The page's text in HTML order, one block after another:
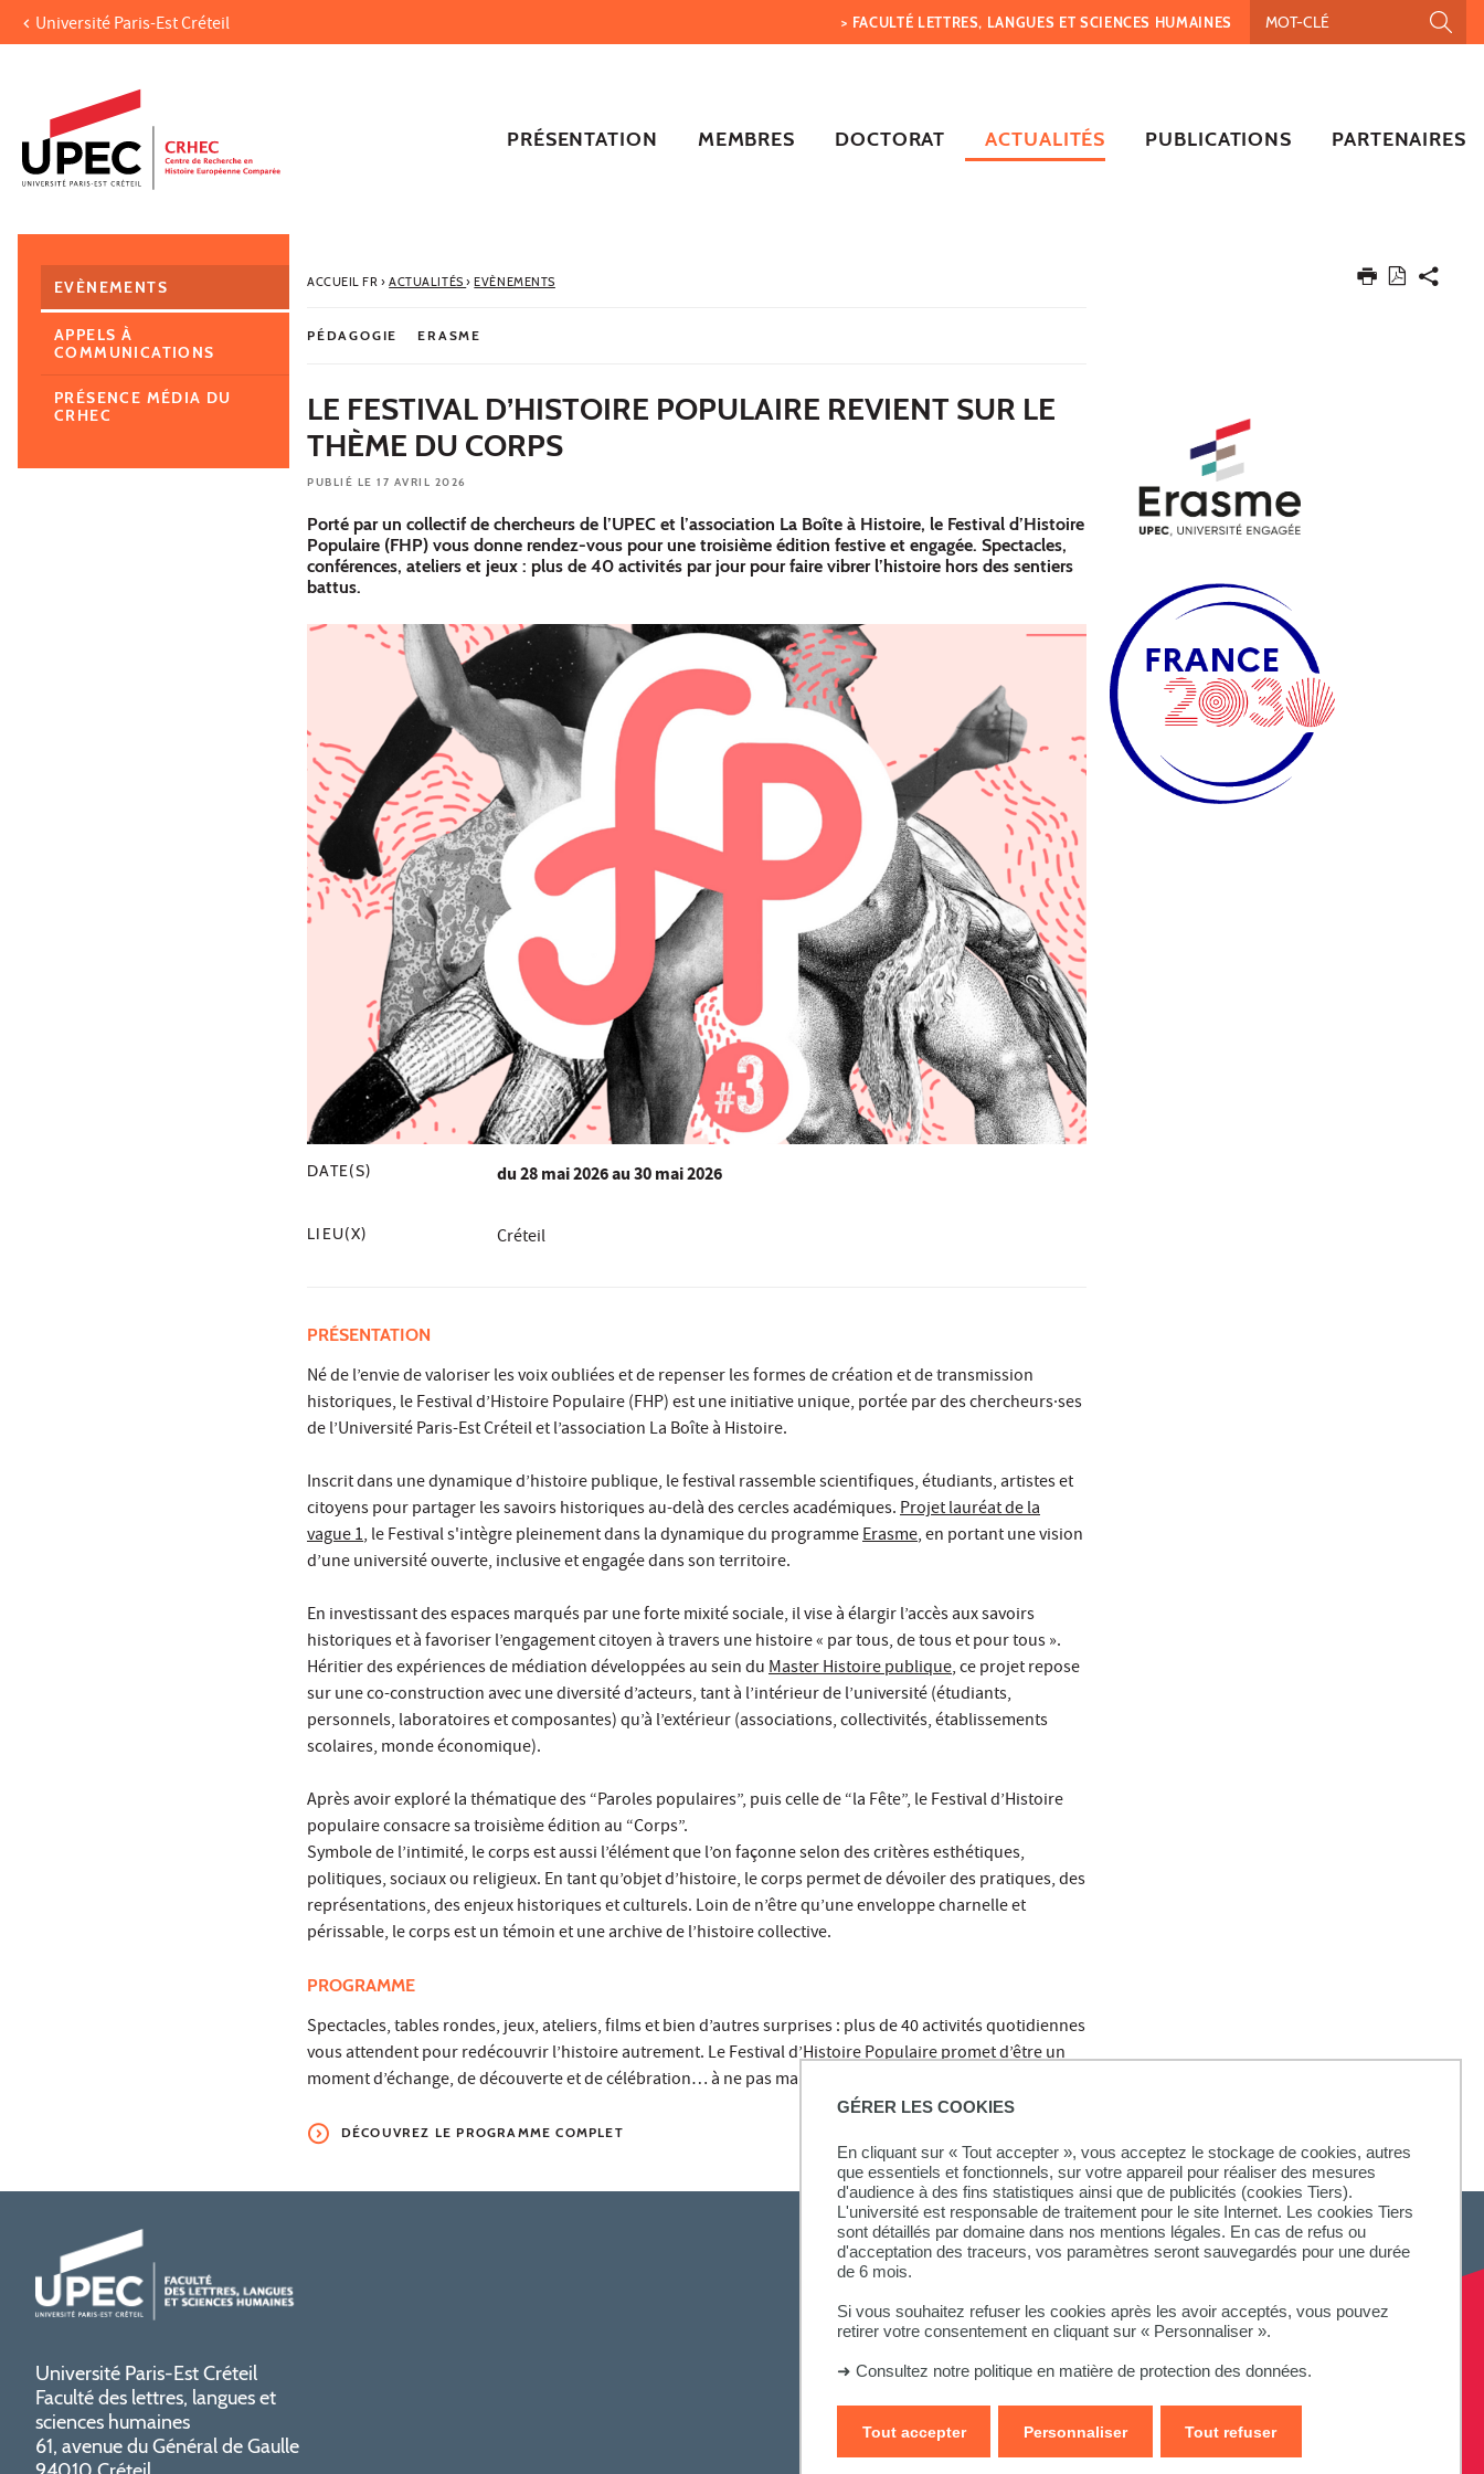
GÉRER LES COOKIES
En cliquant sur « Tout accepter », vous acceptez le stockage de cookies, autres
que essentiels et fonctionnels, sur votre appareil pour réaliser des mesures
d'audience à des fins statistiques ainsi que de publicités (cookies Tiers).
L'université est responsable de traitement pour le site Internet. Les cookies Tiers
sont détaillés par domaine dans nos mentions légales. En cas de refus ou
d'acceptation des traceurs, vos paramètres seront sauvegardés pour une durée
de 6 mois.
Si vous souhaitez refuser les cookies après les avoir acceptés, vous pouvez
retirer votre consentement en cliquant sur « Personnaliser ».
➜ Consultez notre politique en matière de protection des données.
Tout accepter Tout refuser
Personnaliser
Aller au contenu
Recherche
Navigation secondaire
Université Paris-Est Créteil > FACULTÉ LETTRES, LANGUES ET SCIENCES HUMAINES
PRÉSENTATION MEMBRES DOCTORAT ACTUALITÉS PUBLICATIONS PARTENAIRES
ACCUEIL FR› ACTUALITÉS› EVÈNEMENTS
PÉDAGOGIE ERASME
LE FESTIVAL D’HISTOIRE POPULAIRE REVIENT SUR LE
THÈME DU CORPS
PUBLIÉ LE 17 AVRIL 2026
Porté par un collectif de chercheurs de l’UPEC et l’association La Boîte à Histoire, le Festival d’Histoire
Populaire (FHP) vous donne rendez-vous pour une troisième édition festive et engagée. Spectacles,
conférences, ateliers et jeux : plus de 40 activités par jour pour faire vibrer l’histoire hors des sentiers
battus.
DATE(S) du28 mai 2026au 30 mai 2026
LIEU(X) Créteil
PRÉSENTATION
Né de l’envie de valoriser les voix oubliées et de repenser les formes de création et de transmission
historiques, le Festival d’Histoire Populaire (FHP) est une initiative unique, portée par des chercheurs·ses
de l’Université Paris-Est Créteil et l’association La Boîte à Histoire.
Inscrit dans une dynamique d’histoire publique, le festival rassemble scientifiques, étudiants, artistes et
citoyens pour partager les savoirs historiques au-delà des cercles académiques.Projet lauréat de la
vague 1, le Festival s'intègre pleinement dans la dynamique du programmeErasme, en portant une vision
d’une université ouverte, inclusive et engagée dans son territoire.
En investissant des espaces marqués par une forte mixité sociale, il vise à élargir l’accès aux savoirs
historiques et à favoriser l’engagement citoyen à travers une histoire « par tous, de tous et pour tous ».
Héritier des expériences de médiation développées au sein duMaster Histoire publique, ce projet repose
sur une co-construction avec une diversité d’acteurs, tant à l’intérieur de l’université (étudiants,
personnels, laboratoires et composantes) qu’à l’extérieur (associations, collectivités, établissements
scolaires, monde économique).
Après avoir exploré la thématique des “Paroles populaires”, puis celle de “la Fête”, le Festival d’Histoire
populaire consacre sa troisième édition au “Corps”.
Symbole de l’intimité, le corps est aussi l’élément que l’on façonne selon des critères esthétiques,
politiques, sociaux ou religieux. En tant qu’objet d’histoire, le corps permet de dévoiler des pratiques, des
représentations, des enjeux historiques et culturels. Loin de n’être qu’une enveloppe charnelle et
périssable, le corps est un témoin et une archive de l’histoire collective.
PROGRAMME
Spectacles, tables rondes, jeux, ateliers, films et bien d’autres surprises : plus de 40 activités quotidiennes
vous attendent pour redécouvrir l’histoire autrement. Le Festival d’Histoire Populaire promet d’être un
moment d’échange, de découverte et de célébration… à ne pas manquer !
DÉCOUVREZ LE PROGRAMME COMPLET
EVÈNEMENTS
APPELS À
COMMUNICATIONS
PRÉSENCE MÉDIA DU
CRHEC
Université Paris-Est Créteil
Faculté des lettres, langues et
sciences humaines
61, avenue du Général de Gaulle